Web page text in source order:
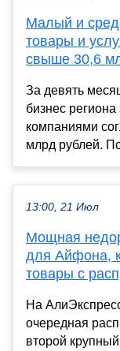
Малый и
товары и
свыше 30,6
За девять
бизнес
компаниями
млрд рублей.
13:00, 21 Июл
Мощная
для Айфона,
товары с
На
очередная
второй